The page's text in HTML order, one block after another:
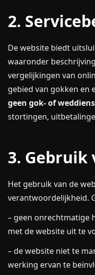
2.
De website biedt
waaronder
vergelijkingen van
gebied van gokken en
geen gok- of
stortingen,
3. Gebruik
Het gebruik van de
verantwoordelijkheid.
– geen onrechtmatige
met de website uit te
– de website niet te
werking ervan te